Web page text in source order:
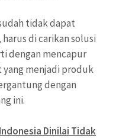
tidak dapat
di carikan solusi
dengan mencapur
yang menjadi produk
dengan
ini.
Dinilai Tidak